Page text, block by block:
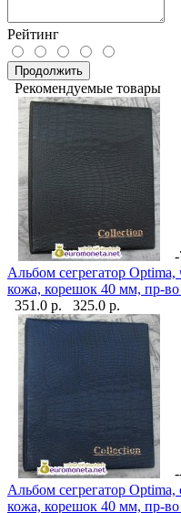
Рейтинг
Продолжить
Рекомендуемые товары
Альбом сегрегатор
кожа, корешок 40 мм, пр-во
351.0 р.
325.0 р.
Альбом сегрегатор
кожа, корешок 40 мм, пр-во